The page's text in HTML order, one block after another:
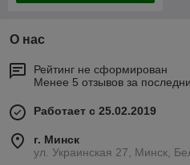
О нас
Рейтинг не сформирован
Менее 5 отзывов за
Работает с 25.02.2019
г. Минск
ул. Украинская 27, Минск,